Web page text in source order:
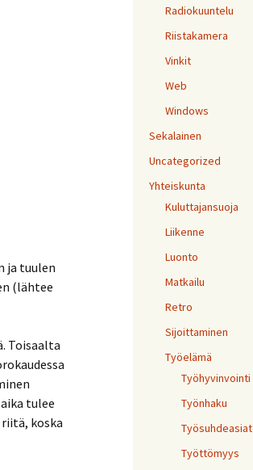
ja tuulen
(lähtee
Toisaalta
tulee
koska
Radiokuuntelu
Riistakamera
Vinkit
Web
Windows
Sekalainen
Uncategorized
Yhteiskunta
Kuluttajansuoja
Liikenne
Luonto
Matkailu
Retro
Sijoittaminen
Työelämä
Työhyvinvointi
Työnhaku
Työsuhdeasiat
Työttömyys